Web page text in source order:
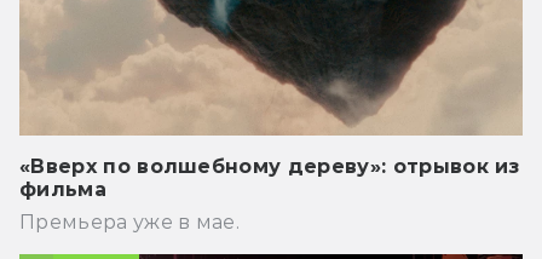
«Вверх по волшебному дереву»: отрывок из
фильма
Премьера уже в мае.